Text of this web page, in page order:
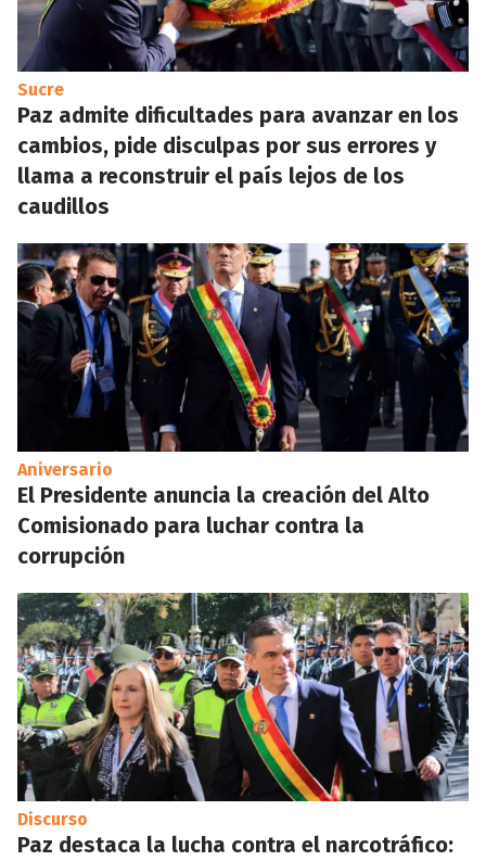
Sucre
Paz admite dificultades para avanzar en los
cambios, pide disculpas por sus errores y
llama a reconstruir el país lejos de los
caudillos
Aniversario
El Presidente anuncia la creación del Alto
Comisionado para luchar contra la
corrupción
Discurso
Paz destaca la lucha contra el narcotráfico: